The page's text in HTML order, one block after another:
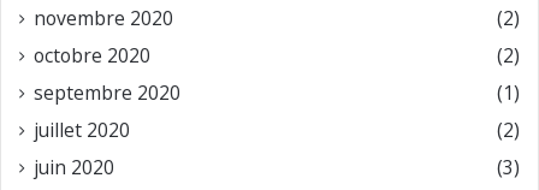
novembre 2020
(2)
octobre 2020
(2)
septembre 2020
(1)
juillet 2020
(2)
juin 2020
(3)